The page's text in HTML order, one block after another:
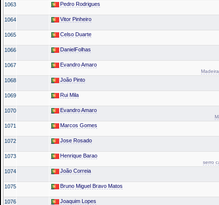
1063 Pedro Rodrigues
1064 Vitor Pinheiro
1065 Celso Duarte
1066 DanielFolhas
1067 Evandro Amaro
1068 João Pinto
1069 Rui Mila
1070 Evandro Amaro
1071 Marcos Gomes
1072 Jose Rosado
1073 Henrique Barao
serro
1074 João Correia
1075 Bruno Miguel Bravo Matos
1076 Joaquim Lopes